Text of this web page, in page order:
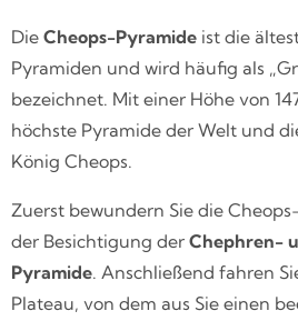
Die Cheops-Pyramide ist die
Pyramiden und wird häufig als
bezeichnet. Mit einer Höhe von
höchste Pyramide der Welt und
König Cheops.
Zuerst bewundern Sie die
der Besichtigung der Chephren-
Pyramide. Anschließend fahren
Plateau, von dem aus Sie einen